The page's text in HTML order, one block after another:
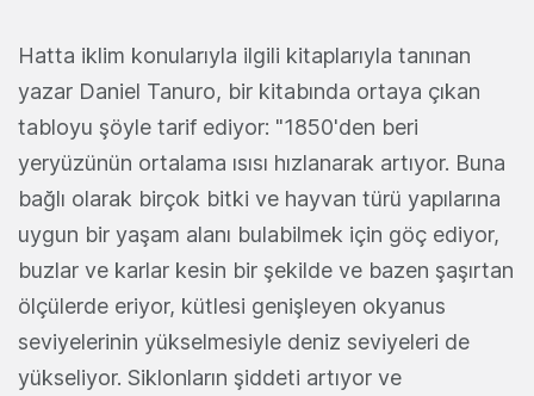
Hatta iklim konularıyla ilgili kitaplarıyla tanınan
yazar Daniel Tanuro, bir kitabında ortaya çıkan
tabloyu şöyle tarif ediyor: "1850'den beri
yeryüzünün ortalama ısısı hızlanarak artıyor. Buna
bağlı olarak birçok bitki ve hayvan türü yapılarına
uygun bir yaşam alanı bulabilmek için göç ediyor,
buzlar ve karlar kesin bir şekilde ve bazen şaşırtan
ölçülerde eriyor, kütlesi genişleyen okyanus
seviyelerinin yükselmesiyle deniz seviyeleri de
yükseliyor. Siklonların şiddeti artıyor ve